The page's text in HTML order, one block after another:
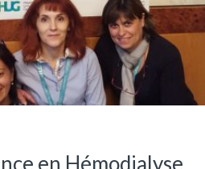
en Hémodialyse